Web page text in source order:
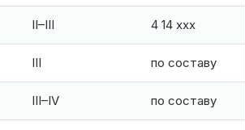
II–III 4 14 ххх
III по составу
III–IV по составу